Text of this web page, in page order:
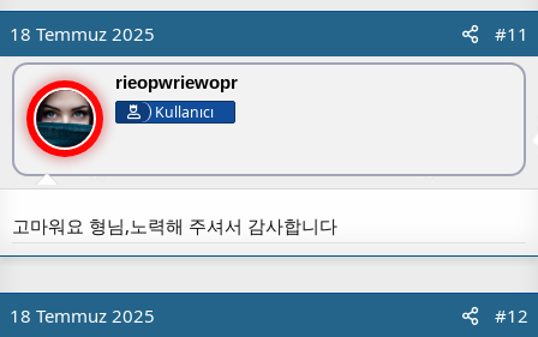
18 Temmuz 2025 #11
rieopwriewopr
Kullanıcı
고마워요 형님,노력해 주셔서 감사합니다
18 Temmuz 2025 #12